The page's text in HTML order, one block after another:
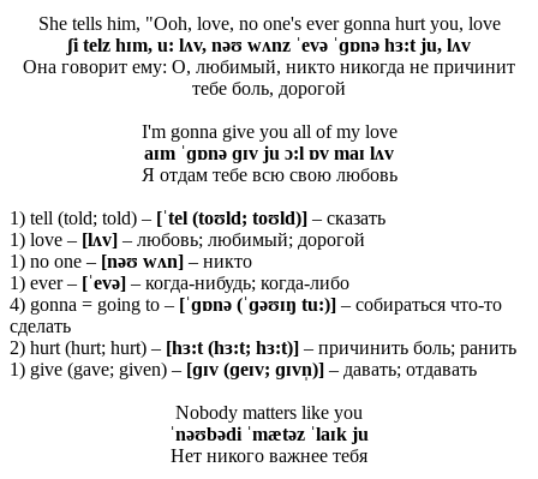
She tells him, "Ooh, love, no one's ever gonna hurt you, love
ʃi telz hɪm, u: lʌv, nəʊ wʌnz ˈevə ˈɡɒnə hɜ:t ju, lʌv
Она говорит ему: О, любимый, никто никогда не причинит
тебе боль, дорогой
I'm gonna give you all of my love
aɪm ˈɡɒnə ɡɪv ju ɔ:l ɒv maɪ lʌv
Я отдам тебе всю свою любовь
1) tell (told; told) – [ˈtel (toʊld; toʊld)] – сказать
1) love – [lʌv] – любовь; любимый; дорогой
1) no one – [nəʊ wʌn] – никто
1) ever – [ˈevə] – когда-нибудь; когда-либо
4) gonna = going to – [ˈɡɒnə (ˈɡəʊɪŋ tu:)] – собираться что-то
сделать
2) hurt (hurt; hurt) – [hɜ:t (hɜ:t; hɜ:t)] – причинить боль; ранить
1) give (gave; given) – [ɡɪv (ɡeɪv; ɡɪvn̩)] – давать; отдавать
Nobody matters like you
ˈnəʊbədi ˈmætəz ˈlaɪk ju
Нет никого важнее тебя